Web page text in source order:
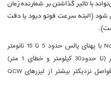
با تاثیر گذاشتن بر شمارنده زمان
شود (البته سرعت فوتو دیود یا دقت
در حال حاضر از لیزرهای پالسی Nd:YAG با پهنای پالس حدود 5 تا 15 نانومتر
با انرزیهای تا 1 ژول برای اهداف دور (تا حدود30 کیلومتر و خطای 1 متر)
استفاده میشود.(Newcon-optik) برای فواصل نزدیکتر بیشتر از لیزرهای QCW